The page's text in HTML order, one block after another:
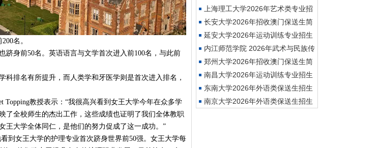
名。
身前50名。英语语言与文学首次进入前100名，与此前
科排名有所提升，而人类学和牙医学则是首次进入排名，
教授表示：“我很高兴看到女王大学今年在众多学
了全校师生的杰出工作，这些成绩也证明了我们全体教职
王大学全体同仁，是他们的努力促成了这一成功。”
到女王大学的护理专业首次跻身世界前50强。女王大学每
上海理工大学2026年艺术类专业招
生 长安大学2026年招收澳门保送生简
章 延安大学2026年运动训练专业招生
简 内江师范学院 2026年武术与民族传
统 郑州大学2026年招收澳门保送生简
章 南昌大学2026年运动训练专业招生
简 东南大学2026年外语类保送生招生
简 南京大学2026年外语类保送生招生